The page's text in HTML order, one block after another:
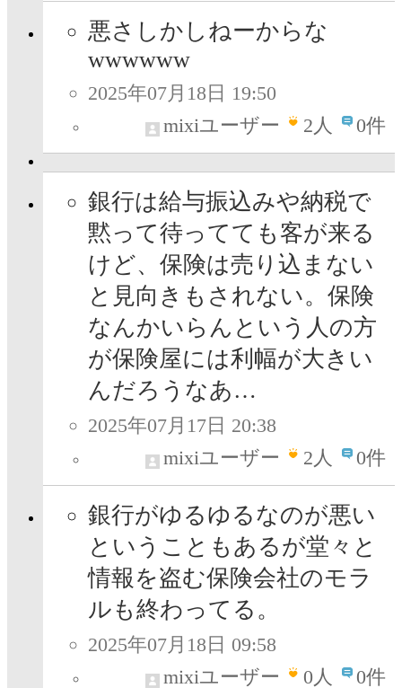
悪さしかしねーからな
wwwwww
2025年07月18日 19:50
mixiユーザー
2人 0件
銀行は給与振込みや納税で
黙って待ってても客が来る
けど、保険は売り込まない
と見向きもされない。保険
なんかいらんという人の方
が保険屋には利幅が大きい
んだろうなあ…
2025年07月17日 20:38
mixiユーザー
2人 0件
銀行がゆるゆるなのが悪い
ということもあるが堂々と
情報を盗む保険会社のモラ
ルも終わってる。
2025年07月18日 09:58
mixiユーザー
0人 0件